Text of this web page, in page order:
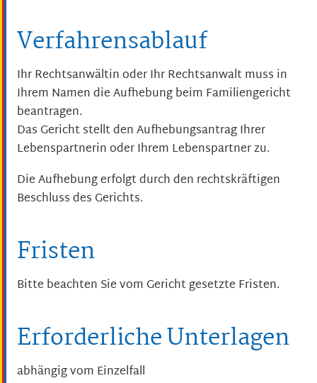
Verfahrensablauf
Ihr Rechtsanwältin oder Ihr Rechtsanwalt muss in
Ihrem Namen die Aufhebung beim Familiengericht
beantragen.
Das Gericht stellt den Aufhebungsantrag Ihrer
Lebenspartnerin oder Ihrem Lebenspartner zu.
Die Aufhebung erfolgt durch den rechtskräftigen
Beschluss des Gerichts.
Fristen
Bitte beachten Sie vom Gericht gesetzte Fristen.
Erforderliche Unterlagen
abhängig vom Einzelfall